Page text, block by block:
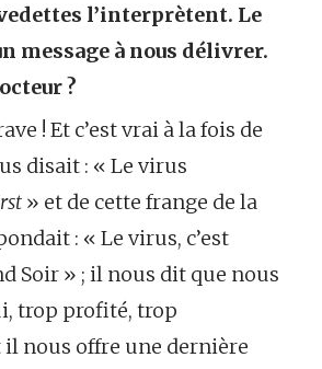
l’interprètent. Le
message à nous délivrer.
?
! Et c’est vrai à la fois de
disait : « Le virus
» et de cette frange de la
: « Le virus, c’est
Soir » ; il nous dit que nous
trop profité, trop
il nous offre une dernière